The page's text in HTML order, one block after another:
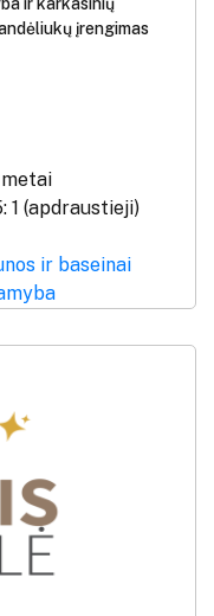
įrengimas
metai
1 (apdraustieji)
ir baseinai